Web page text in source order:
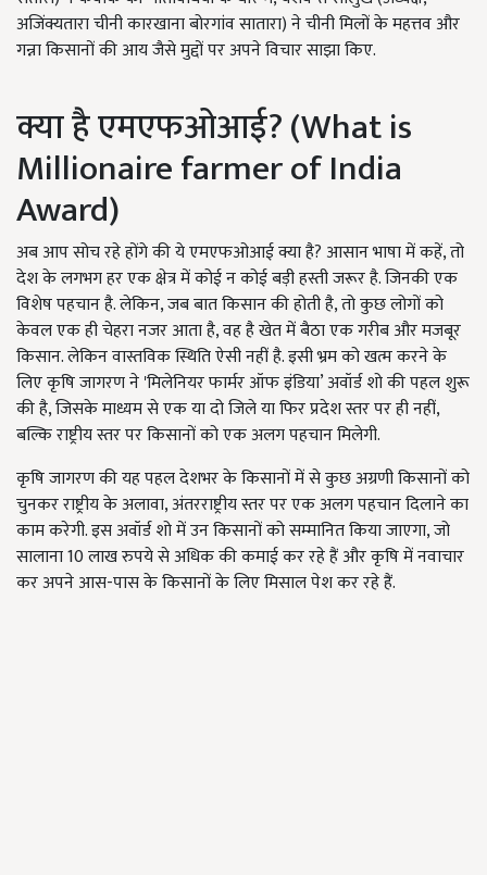
अजिंक्यतारा चीनी कारखाना बोरगांव सातारा) ने चीनी मिलों के महत्तव और
गन्ना किसानों की आय जैसे मुद्दों पर अपने विचार साझा किए.
क्या है एमएफओआई? (What is
Millionaire farmer of India
Award)
अब आप सोच रहे होंगे की ये एमएफओआई क्या है? आसान भाषा में कहें, तो
देश के लगभग हर एक क्षेत्र में कोई न कोई बड़ी हस्ती जरूर है. जिनकी एक
विशेष पहचान है. लेकिन, जब बात किसान की होती है, तो कुछ लोगों को
केवल एक ही चेहरा नजर आता है, वह है खेत में बैठा एक गरीब और मजबूर
किसान. लेकिन वास्तविक स्थिति ऐसी नहीं है. इसी भ्रम को खत्म करने के
लिए कृषि जागरण ने 'मिलेनियर फार्मर ऑफ इंडिया’ अवॉर्ड शो की पहल शुरू
की है, जिसके माध्यम से एक या दो जिले या फिर प्रदेश स्तर पर ही नहीं,
बल्कि राष्ट्रीय स्तर पर किसानों को एक अलग पहचान मिलेगी.
कृषि जागरण की यह पहल देशभर के किसानों में से कुछ अग्रणी किसानों को
चुनकर राष्ट्रीय के अलावा, अंतरराष्ट्रीय स्तर पर एक अलग पहचान दिलाने का
काम करेगी. इस अवॉर्ड शो में उन किसानों को सम्मानित किया जाएगा, जो
सालाना 10 लाख रुपये से अधिक की कमाई कर रहे हैं और कृषि में नवाचार
कर अपने आस-पास के किसानों के लिए मिसाल पेश कर रहे हैं.